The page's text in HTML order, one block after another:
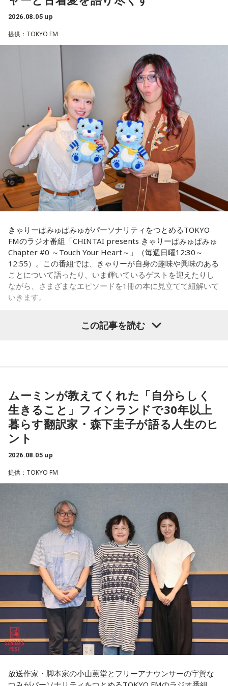
ていらっしゃいます。
齊藤さんは23歳の時、市が行った「八王子の空襲と戦災の記
録」の編集に関わったことで、戦没者のご遺族の方とお逢い
して、戦争体験の聞き取り調査を行うようになりました。た
だ、普通の空襲は、家の場所を調べれば、お住まいになって
いた人が分かりますが、列車の乗客は、たまたま乗り合わせ
た人ばかりで、調査は困難を極めたんですね。
そこで、齊藤さんをはじめ本の編集委員の皆さんは、新聞や
テレビなどの協力を得て、ときには、新聞に「尋ね人」の広
告も出しながら、列車に乗っていた人を探しました。まだ新
のご遺族も多く、次から次へと名乗り出ていらして、およそ8
割の亡くなった方のお名前が判明しました。
いのはな慰霊碑
合わせて、地元の皆さんからもこの悲惨な銃撃を語り継いで
ようになりました。1992年には、地元のロータリークラブの
人の方のお名前が分かり、石碑にもお名前が刻まれました。
ご遺族の方も80年の時を経て、「ようやくホッとした」とお
っしゃったといいます。「調査は諦めてはいけない」と話す
齊藤さんですが、まだまだご苦労もあります。
「当時は自分の持ち物に名前を書いていましたので、遺品に
お名前はあるんですが、ご家族からの借物を持っていたりし
て、亡くなったと特定できないケースもあるんです。だか
お目にかかりたいんです」
8月5日、いのはなトンネルの近くでは、慰霊の集いが開かれ
ます。年々、乗客で銃撃を体験された方の出席は少なくな
り、去年はわずかにお二人でした。でも、出席される方の数
は、不思議と減ることがありません。
毎年、新たに銃撃を知った人たちが一度は手を合わせたいと
訪ねて下さるのだそうです。
去年の慰霊の集いに参列された、列車の車掌として乗務して
いた女性の方のお孫さんがおっしゃった言葉を胸に刻みたい
と思います。
京公演が当たれば、遥香先生のタオルを持って観に行きま
す！」（大阪府 19歳）
◆当たりますように♡
賀喜：夏休みに恋人と東京に行くっていいね！ でも、夏のデ
ィズニーは暑いよ～。昔、私も夏に行ったことがあるけど、
ディズニーって基本外だから、めちゃくちゃ暑いんだよね。
日陰に入ったとしても、まあ知れてるじゃない（笑）？ せっ
かくかわいくして恋人と来たのに、汗でびちゃびちゃになっ
て「前髪が崩れちゃった……」ってなっちゃうかもしれない。
だから、ちゃんと暑さ対策グッズをいろいろ持って行ったほ
うがいいよ！ ハンディファンとか、タオルとか、持っていく
んだよ！ 熱中症になっちゃうからね。
当たったら神宮公演も観に来てくれるみたいだけど、神宮も
暑いからね（笑）。恋人と2人で観に来てくれたのに、暑くて
汗をかいて「前髪がなくなっちゃった……」ってなっちゃうか
前タオルと一緒に汗拭き用のタオルも持ってきて（笑）。
「当たったら」だもんね、来てくれたらいいな……当たれ
（笑）！ だって、2人で来てほしいもん。もしディズニーに
行けて、ライブにも行けたときはまた教えてね！ 当たります
ように♡
※放送エリア外の方は、プレミアム会員の登録でご利用いた
パーソナリティ：アンジー校長（アンジェリーナ1/3・
Gacharic Spin）、たんぼ教頭（溝上たんぼ）
放送日時：月曜～木曜 22:00～23:55／金曜 22:00～22:55
番組Webサイト：https://www.tfm.co.jp/lock/
番組公式X：
2026.08.05 up
提供：TOKYO FM
きゃりーぱみゅぱみゅがパーソナリティをつとめるTOKYO
FMのラジオ番組「CHINTAI presents きゃりーぱみゅぱみゅ
Chapter #0 ～Touch Your Heart～」（毎週日曜12:30～
12:55）。この番組では、きゃりーが自身の趣味や興味のある
ことについて語ったり、いま輝いているゲストを迎えたりし
ながら、さまざまなエピソードを1冊の本に見立てて紐解いて
いきます。
8月2日（日）放送のゲストは、「ハグレモノをツワモノに」
を企業理念に掲げる株式会社yutori 代表取締役社長の片石貴
（左から）パーソナリティのきゃりーぱみゅぱみゅ、株式会
社yutori代表取締役社長 片石貴展さん（ゆとりくん）
ゆとりくんは、Z世代向けアパレルブランドを数多く手がけ、
2023年にはアパレル業界史上最年少で上場を果たしたことで
大きな注目を集めています。きゃりーは「いろんな人から
気になっていました」と語り、今回の出演を熱烈オファーし
たことを明かします。
◆「今いちばんすごい人」と聞いて実現した初対談
きゃりーは、いろんなところからゆとりくんのお話を聞くこ
とが多かったそうで、クリエイティブディレクター・千原徹
也さんとのランチでも「今、きゃりーちゃんくらいの世代で
一番すごいんじゃないかな」と名前が挙がり、その後、ゆと
りくんのYouTubeチャンネルにOKAMOTO’Sのレイジさんが
出演していた回を見て「すごく話しやすそうな人だなと思っ
た」と興味を持ったそうです。
一方のゆとりくんも、きゃりーについて「物心ついたときか
月違いという共通点に加え、10代向けカルチャー・ファッシ
この記事を読む
ムーミンが教えてくれた「自分らしく
生きること」フィンランドで30年以上
暮らす翻訳家・森下圭子が語る人生のヒ
ント
2026.08.05 up
提供：TOKYO FM
放送作家・脚本家の小山薫堂とフリーアナウンサーの宇賀な